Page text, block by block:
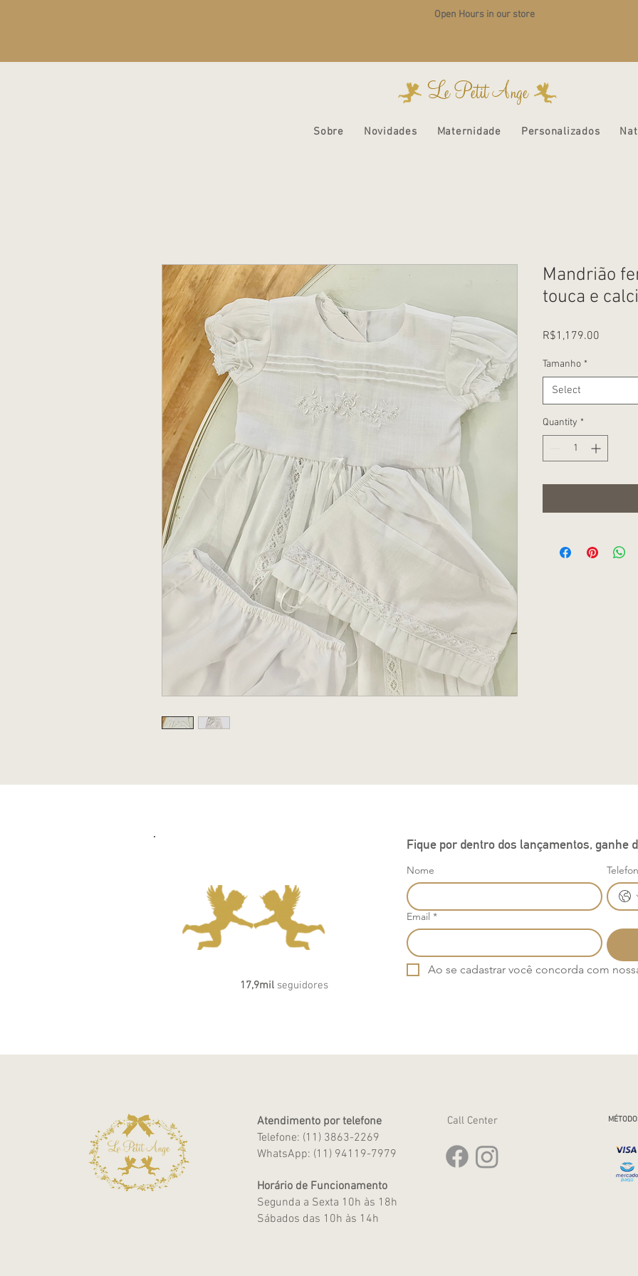
Open Hours in our store
Le Petit Ange
Sobre Novidades Maternidade Personalizados
Mandrião
touca e
R$1,179.00
Tamanho *
Select
Quantity *
17,9mil seguidores
Fique por dentro dos lançamentos, ganhe
Nome
Email *
Ao se cadastrar você concorda com
Atendimento por telefone
Telefone: (11) 3863-2269
WhatsApp: (11) 94119-7979
Horário de Funcionamento
Segunda a Sexta 10h às 18h
Sábados das 10h às 14h
Call Center